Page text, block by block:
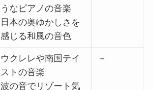
うなピアノの音楽
日本の奥ゆかしさを
感じる和風の音色
ウクレレや南国テイ
ストの音楽
波の音でリゾート気
－